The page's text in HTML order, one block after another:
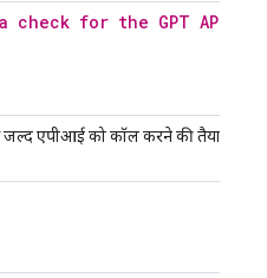
for the GPT API.
एपीआई को कॉल करने की तैयारी की जा